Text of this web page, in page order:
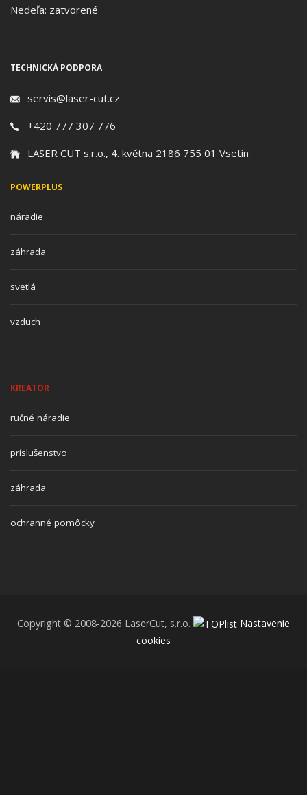
Nedeľa: zatvorené
TECHNICKÁ PODPORA
servis@laser-cut.cz
+420 777 307 776
LASER CUT s.r.o., 4. května 2186 755 01 Vsetín
POWERPLUS
náradie
záhrada
svetlá
vzduch
KREATOR
ručné náradie
príslušenstvo
záhrada
ochranné pomôcky
Copyright © 2008-2026 LaserCut, s.r.o.
Nastavenie
cookies